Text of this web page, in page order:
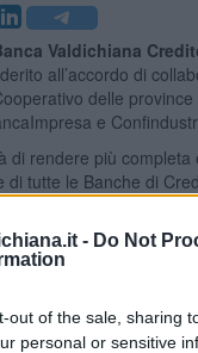
- Do Not
out of the sale, sharing
personal or sensitive
Valdichiana
all’accordo di
delle
e
di rendere più
di tutte le Banche di
delle imprese più
alla firma di
BCC che ne sosterrà